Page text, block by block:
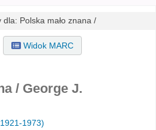
dla: Polska mało znana /
Widok MARC
/ George J.
1973)